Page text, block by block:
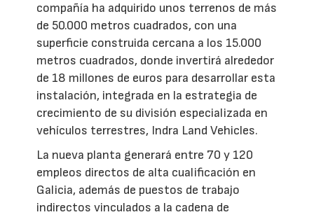
compañía ha adquirido unos terrenos de más
de 50.000 metros cuadrados, con una
superficie construida cercana a los 15.000
metros cuadrados, donde invertirá alrededor
de 18 millones de euros para desarrollar esta
instalación, integrada en la estrategia de
crecimiento de su división especializada en
vehículos terrestres, Indra Land Vehicles.
La nueva planta generará entre 70 y 120
empleos directos de alta cualificación en
Galicia, además de puestos de trabajo
indirectos vinculados a la cadena de